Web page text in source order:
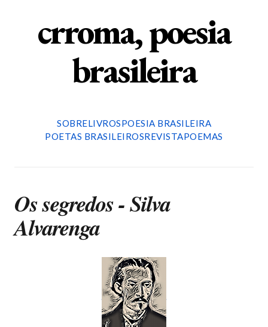
crroma, poesia
brasileira
SOBRELIVROSPOESIA BRASILEIRA
POETAS BRASILEIROSREVISTAPOEMAS
Os segredos - Silva
Alvarenga